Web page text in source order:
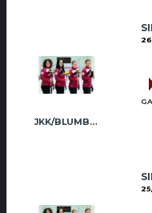
JKK/BLUMBERGA-BĒRZIŅA